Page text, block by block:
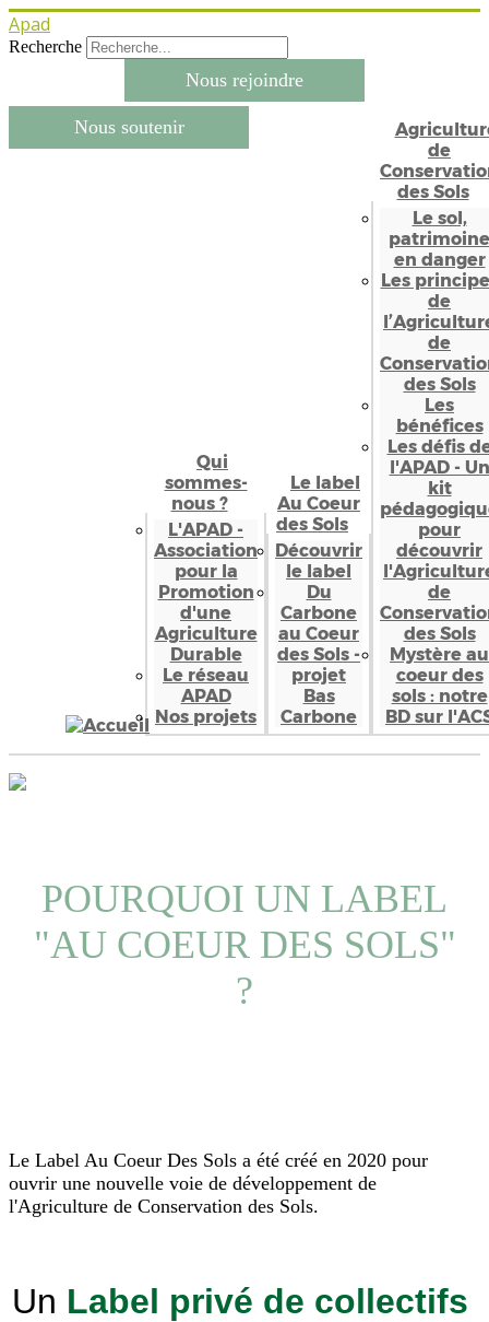
Apad
Recherche
Nous rejoindre
Nous soutenir
Qui
sommes-
nous ?
L'APAD -
Association
pour la
Promotion
d'une
Agriculture
Durable
Le réseau
APAD
Nos projets
Le label
Au Coeur
des Sols
Découvrir
le label
Du
Carbone
au Coeur
des Sols -
projet
Bas
Carbone
de
des Sols
Le sol,
patrimoine
en danger
Les
de
de
des Sols
Les
bénéfices
Les défis
l'APAD - Un
kit
pour
découvrir
de
des Sols
Mystère au
coeur des
sols : notre
BD sur
POURQUOI UN LABEL
"AU COEUR DES SOLS"
?
Le Label Au Coeur Des Sols a été créé en 2020 pour
ouvrir une nouvelle voie de développement de
l'Agriculture de Conservation des Sols.
Un Label privé de collectifs